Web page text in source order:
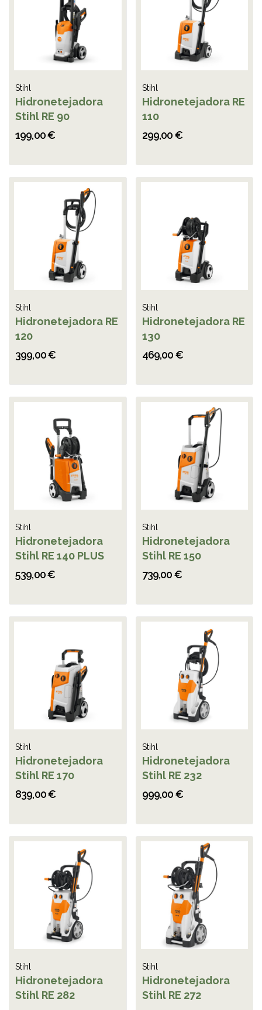
Stihl
Hidronetejadora
Stihl RE 90
199,00 €
Stihl
Hidronetejadora RE
110
299,00 €
Stihl
Hidronetejadora RE
120
399,00 €
Stihl
Hidronetejadora RE
130
469,00 €
Stihl
Hidronetejadora
Stihl RE 140 PLUS
539,00 €
Stihl
Hidronetejadora
Stihl RE 150
739,00 €
Stihl
Hidronetejadora
Stihl RE 170
839,00 €
Stihl
Hidronetejadora
Stihl RE 232
999,00 €
Stihl
Hidronetejadora
Stihl RE 282
Stihl
Hidronetejadora
Stihl RE 272